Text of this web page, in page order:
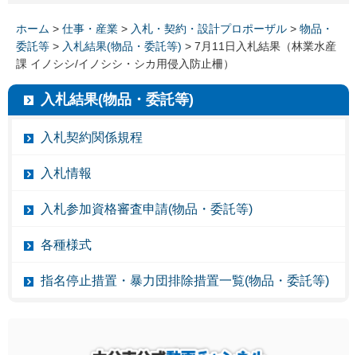
ホーム > 仕事・産業 > 入札・契約・設計プロポーザル > 物品・
委託等 > 入札結果(物品・委託等) > 7月11日入札結果（林業水産
課 イノシシ/イノシシ・シカ用侵入防止柵）
入札結果(物品・委託等)
入札契約関係規程
入札情報
入札参加資格審査申請(物品・委託等)
各種様式
指名停止措置・暴力団排除措置一覧(物品・委託等)